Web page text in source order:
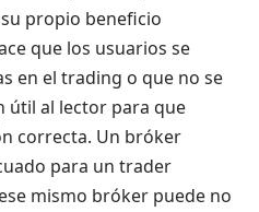
propio beneficio
que los usuarios se
en el trading o que no se
útil al lector para que
correcta. Un bróker
para un trader
mismo bróker puede no